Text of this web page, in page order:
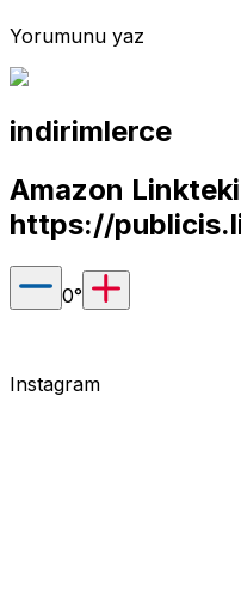
Yorumunu yaz
indirimlerce
Amazon
https://
0°
Instagram